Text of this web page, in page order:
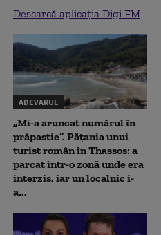
Descarcă aplicația Digi FM
ADEVARUL
„Mi-a aruncat numărul în
prăpastie”. Pățania unui
turist român în Thassos: a
parcat într-o zonă unde era
interzis, iar un localnic i-
a...